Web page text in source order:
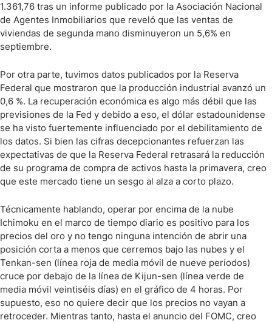
1.361,76 tras un informe publicado por la Asociación Nacional
de Agentes Inmobiliarios que reveló que las ventas de
viviendas de segunda mano disminuyeron un 5,6% en
septiembre.
Por otra parte, tuvimos datos publicados por la Reserva
Federal que mostraron que la producción industrial avanzó un
0,6 %. La recuperación económica es algo más débil que las
previsiones de la Fed y debido a eso, el dólar estadounidense
se ha visto fuertemente influenciado por el debilitamiento de
los datos. Si bien las cifras decepcionantes refuerzan las
expectativas de que la Reserva Federal retrasará la reducción
de su programa de compra de activos hasta la primavera, creo
que este mercado tiene un sesgo al alza a corto plazo.
Técnicamente hablando, operar por encima de la nube
Ichimoku en el marco de tiempo diario es positivo para los
precios del oro y no tengo ninguna intención de abrir una
posición corta a menos que cerremos bajo las nubes y el
Tenkan-sen (línea roja de media móvil de nueve períodos)
cruce por debajo de la línea de Kijun-sen (línea verde de
media móvil veintiséis días) en el gráfico de 4 horas. Por
supuesto, eso no quiere decir que los precios no vayan a
retroceder. Mientras tanto, hasta el anuncio del FOMC, creo